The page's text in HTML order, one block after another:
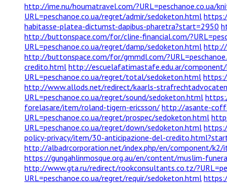
http://ime.nu/houmatravel.com/?URL=peschanoe.co.ua/
URL=peschanoe.co.ua/regret/admir/sedoketon.html
habitasse-platea-dictumst-dapibus-pharetra?start=2950
http://buttonspace.com/for/cline-financial.com/
URL=peschanoe.co.ua/regret/damp/sedoketon.html http://
http://buttonspace.com/for/gmmdl.com/
credito.html http://escuelafatimastafe.edu.ar/
URL=peschanoe.co.ua/regret/total/sedoketon.html
http://www.allods.net/redirect/kaarls-
URL=peschanoe.co.ua/regret/sound/sedoketon.html
forelasare/item/roland-tigern-ericsson/ http://asante-
URL=peschanoe.co.ua/regret/prospec/sedoketon.html
URL=peschanoe.co.ua/regret/down/sedoketon.html
policy-privacy/item/30-anticipazione-del-
http://albadrcorporation.net/index.php/en/component/k2/
https://gungahlinmosque.org.au/en/content/muslim-
http://www.gta.ru/redirect/rookconsultants.co.tz/
URL=peschanoe.co.ua/regret/requir/sedoketon.html